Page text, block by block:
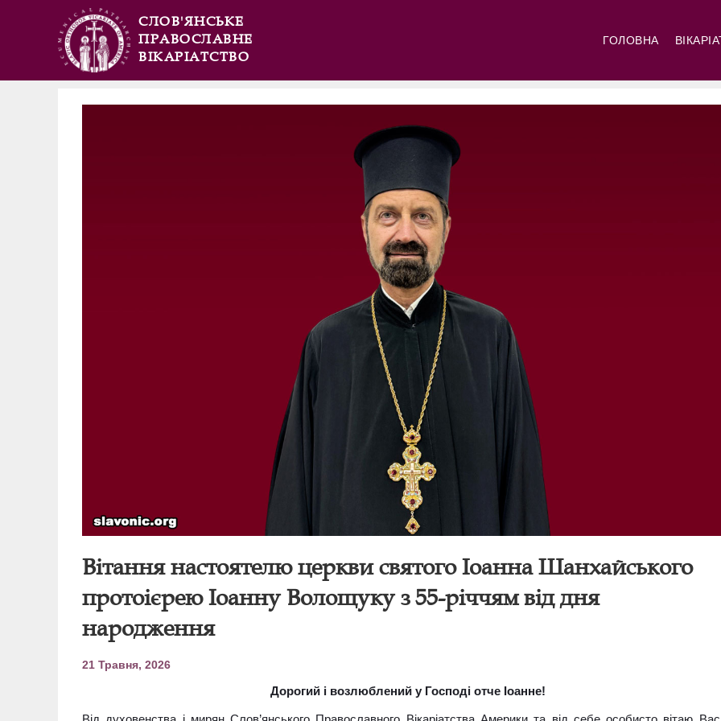
СЛОВ'ЯНСЬКЕ
ПРАВОСЛАВНЕ
ВІКАРІАТСТВО
ГОЛОВНА
Вітання настоятелю церкви святого Іоанна Шанхайського
протоієрею Іоанну Волощуку з 55-річчям від дня
народження
21 Травня, 2026
Дорогий і возлюблений у Господі отче Іоанне!